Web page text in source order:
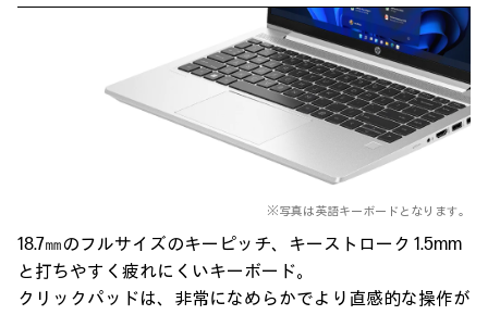
※写真は英語キーボードとなります。
18.7㎜のフルサイズのキーピッチ、キーストローク 1.5mm
と 打ちやすく疲れにくいキーボード。
クリックパッドは、非常になめらかでより直感的な操作が